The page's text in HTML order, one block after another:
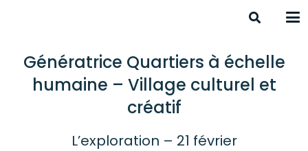
Génératrice Quartiers à échelle
humaine – Village culturel et
créatif
L’exploration – 21 février